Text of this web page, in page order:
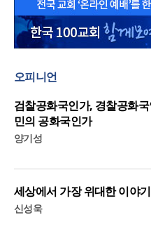
오피니언
검찰공화국인가, 경찰공화
민의 공화국인가
양기성
세상에서 가장 위대한 이야기
신성욱